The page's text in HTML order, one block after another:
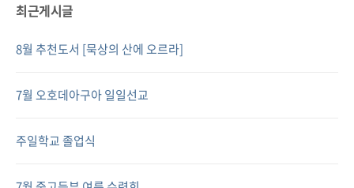
최근게시글
8월 추천도서 [묵상의 산에 오르라]
7월 오호데아구아 일일선교
주일학교 졸업식